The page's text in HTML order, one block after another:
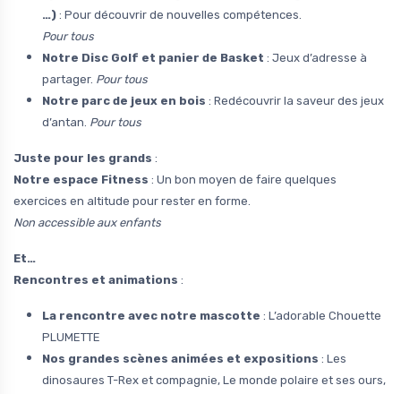
…) : Pour découvrir de nouvelles compétences.
Pour tous
Notre Disc Golf et panier de Basket : Jeux d’adresse à
partager. Pour tous
Notre parc de jeux en bois : Redécouvrir la saveur des jeux
d’antan. Pour tous
Juste pour les grands :
Notre espace Fitness : Un bon moyen de faire quelques
exercices en altitude pour rester en forme.
Non accessible aux enfants
Et…
Rencontres et animations :
La rencontre avec notre mascotte : L’adorable Chouette
PLUMETTE
Nos grandes scènes animées et expositions : Les
dinosaures T-Rex et compagnie, Le monde polaire et ses ours,